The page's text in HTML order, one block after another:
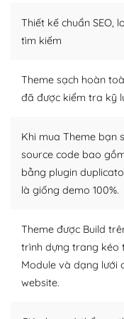
– Sở hữu một cộng
khổng lồ được kiểm
người cuồng tín
kiếm những cộng
lời, giải đáp vấn đề
Cộng đồng sử dụng
Plugin mở rộng là
WordPress để tăng
nhiều plugin trả phí
Thiết kế chuẩn SEO,
tìm kiếm
Theme sạch hoàn
đã được kiểm tra kỹ
Khi mua Theme bạn
source code bao
bằng plugin
là giống demo 100%.
Theme được Build
trình dựng trang kéo
Module và dạng lưới
website.